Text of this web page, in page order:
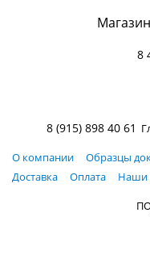
8
8 (915) 898 40 61
О компании
Образцы
Доставка
Оплата Наши